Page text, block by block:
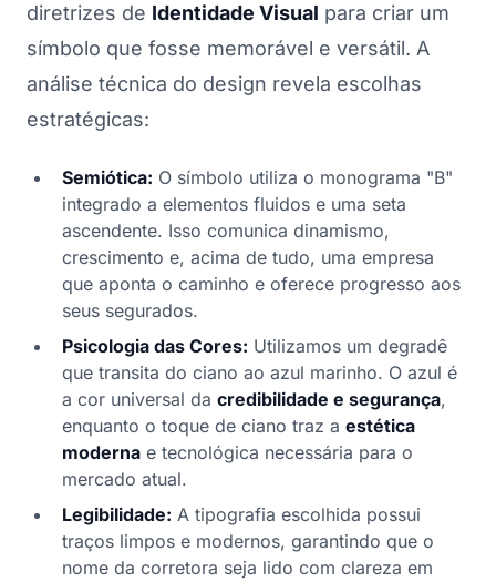
diretrizes de Identidade Visual para criar um
símbolo que fosse memorável e versátil. A
análise técnica do design revela escolhas
estratégicas:
Semiótica: O símbolo utiliza o monograma "B"
integrado a elementos fluidos e uma seta
ascendente. Isso comunica dinamismo,
crescimento e, acima de tudo, uma empresa
que aponta o caminho e oferece progresso aos
seus segurados.
Psicologia das Cores: Utilizamos um degradê
que transita do ciano ao azul marinho. O azul é
a cor universal da credibilidade e segurança,
enquanto o toque de ciano traz a estética
moderna e tecnológica necessária para o
mercado atual.
Legibilidade: A tipografia escolhida possui
traços limpos e modernos, garantindo que o
nome da corretora seja lido com clareza em